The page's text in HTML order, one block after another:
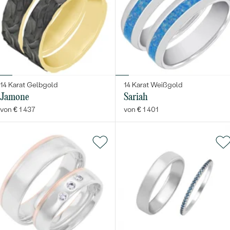
Bestseller
ANSEHEN
14 Karat Gelbgold
Jamone
von € 1 437
14 Karat Weißgold
Sariah
von € 1 401